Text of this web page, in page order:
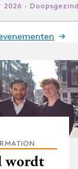
2026 ·
wordt